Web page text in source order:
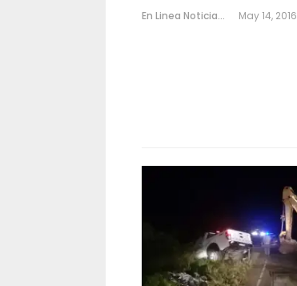
En Linea Noticias May 14, 2016